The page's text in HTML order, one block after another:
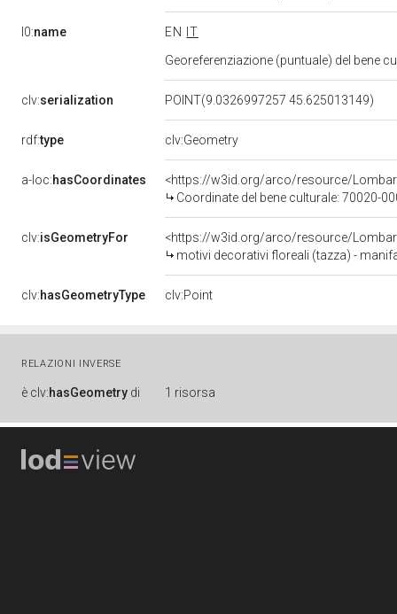
l0:name EN
IT
Georeferenziazione (puntuale) del bene
clv:serialization POINT(9.0326997257 45.625013149)
rdf:type clv:Geometry
a-loc:hasCoordinates
<https://w3id.org/arco/resource/
Coordinate del bene culturale: 70020-
clv:isGeometryFor
<https://w3id.org/arco/resource/
motivi decorativi floreali (tazza) -
clv:hasGeometryType clv:Point
RELAZIONI INVERSE
è clv:hasGeometry di 1 risorsa